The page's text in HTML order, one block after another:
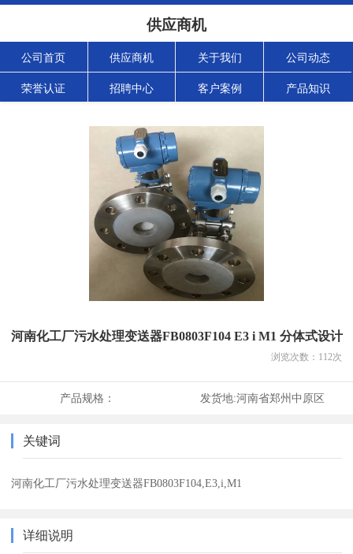
供应商机
公司首页 供应商机 关于我们 公司动态
荣誉认证 招聘中心 客户案例 产品知识
河南化工厂污水处理变送器FB0803F104 E3 i M1 分体式设计
浏览次数： 112次
产品规格： 发货地:河南省郑州中原区
关键词
河南化工厂污水处理变送器FB0803F104,E3,i,M1
详细说明